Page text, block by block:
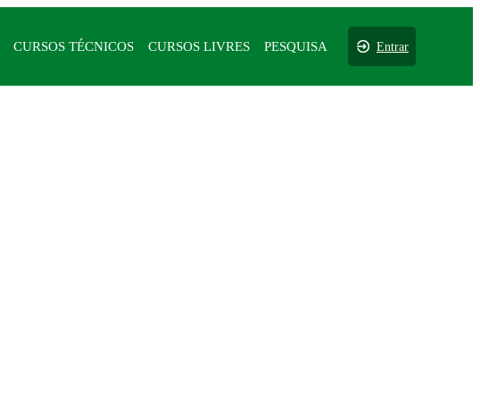
CURSOS TÉCNICOS CURSOS LIVRES PESQUISA Entrar